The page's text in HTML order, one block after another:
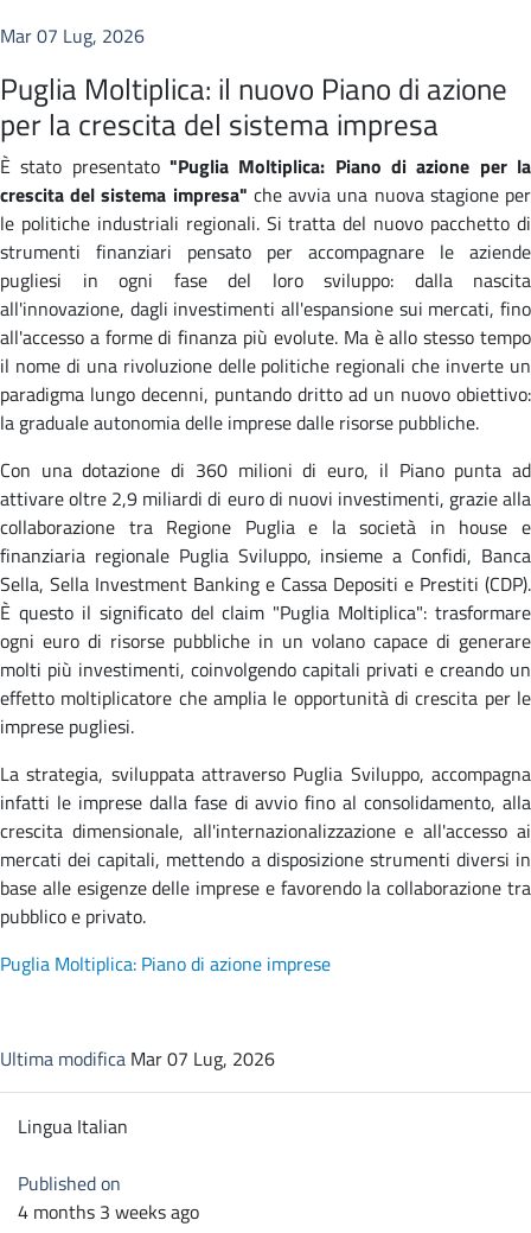
Mar 07 Lug, 2026
Puglia Moltiplica: il nuovo Piano di azione
per la crescita del sistema impresa
È stato presentato "Puglia Moltiplica: Piano di azione per la
crescita del sistema impresa" che avvia una nuova stagione per
le politiche industriali regionali. Si tratta del nuovo pacchetto di
strumenti finanziari pensato per accompagnare le aziende
pugliesi in ogni fase del loro sviluppo: dalla nascita
all'innovazione, dagli investimenti all'espansione sui mercati, fino
all'accesso a forme di finanza più evolute. Ma è allo stesso tempo
il nome di una rivoluzione delle politiche regionali che inverte un
paradigma lungo decenni, puntando dritto ad un nuovo obiettivo:
la graduale autonomia delle imprese dalle risorse pubbliche.
Con una dotazione di 360 milioni di euro, il Piano punta ad
attivare oltre 2,9 miliardi di euro di nuovi investimenti, grazie alla
collaborazione tra Regione Puglia e la società in house e
finanziaria regionale Puglia Sviluppo, insieme a Confidi, Banca
Sella, Sella Investment Banking e Cassa Depositi e Prestiti (CDP).
È questo il significato del claim "Puglia Moltiplica": trasformare
ogni euro di risorse pubbliche in un volano capace di generare
molti più investimenti, coinvolgendo capitali privati e creando un
effetto moltiplicatore che amplia le opportunità di crescita per le
imprese pugliesi.
La strategia, sviluppata attraverso Puglia Sviluppo, accompagna
infatti le imprese dalla fase di avvio fino al consolidamento, alla
crescita dimensionale, all'internazionalizzazione e all'accesso ai
mercati dei capitali, mettendo a disposizione strumenti diversi in
base alle esigenze delle imprese e favorendo la collaborazione tra
pubblico e privato.
Puglia Moltiplica: Piano di azione imprese
Ultima modifica Mar 07 Lug, 2026
Lingua Italian
Published on
4 months 3 weeks ago